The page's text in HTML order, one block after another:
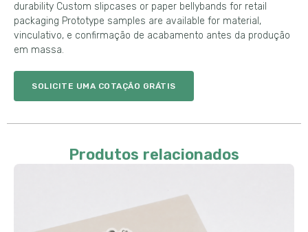
durability Custom slipcases or paper bellybands for retail
packaging Prototype samples are available for material ,
vinculativo, e confirmação de acabamento antes da produção
em massa.
SOLICITE UMA COTAÇÃO GRÁTIS
Produtos relacionados